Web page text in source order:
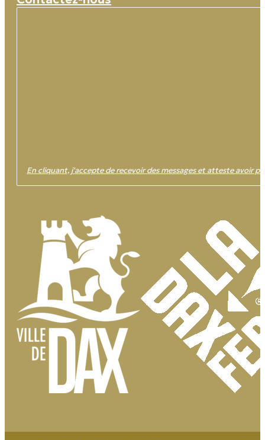
En cliquant, j'accepte de recevoir des messages et atteste avoir